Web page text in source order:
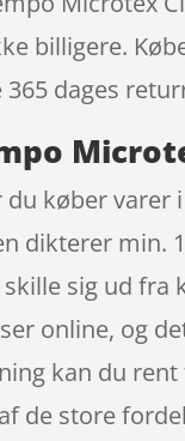
billigere.
dages
du køber varer
dikterer min.
sig ud fra
online, og
kan du
de store